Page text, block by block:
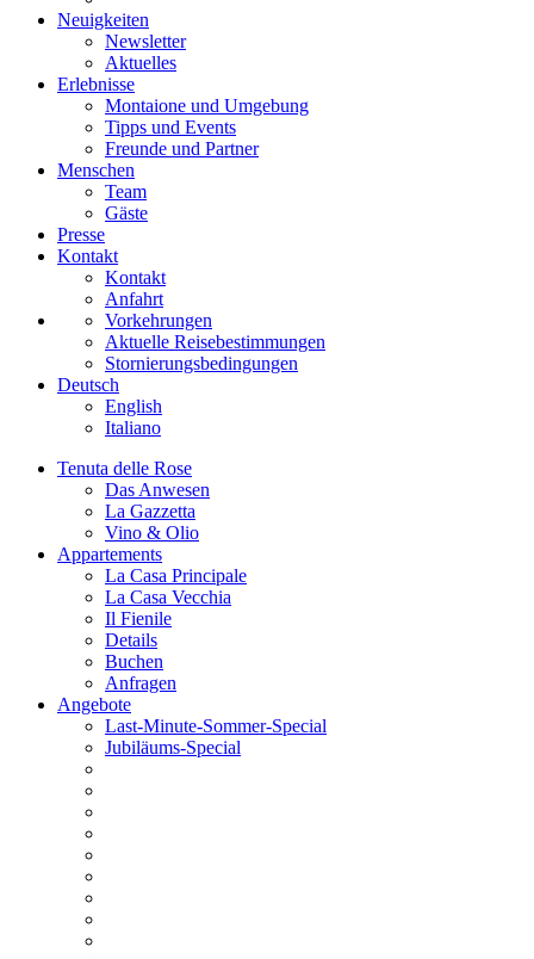
Neuigkeiten
Newsletter
Aktuelles
Erlebnisse
Montaione und Umgebung
Tipps und Events
Freunde und Partner
Menschen
Team
Gäste
Presse
Kontakt
Kontakt
Anfahrt
Vorkehrungen
Aktuelle Reisebestimmungen
Stornierungsbedingungen
Deutsch
English
Italiano
Tenuta delle Rose
Das Anwesen
La Gazzetta
Vino & Olio
Appartements
La Casa Principale
La Casa Vecchia
Il Fienile
Details
Buchen
Anfragen
Angebote
Last-Minute-Sommer-Special
Jubiläums-Special